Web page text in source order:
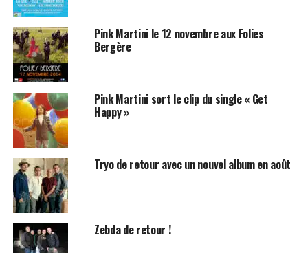
LES ALBUMS DE THE CAT EMPIRE SONT
DISPONIBLES ICI
RÉSERVER VOS BILLETS
SUJETS ASSOCIÉS: BABYLON CIRCUS
THE CAT EMPIRE
Pink Martini le 12 novembre aux Folies
Bergère
Pink Martini sort le clip du single « Get
Happy »
Tryo de retour avec un nouvel album en août
Zebda de retour !